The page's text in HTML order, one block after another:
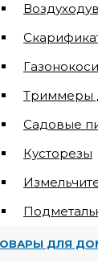
Триммеры
Садовые
Кусторезы
ДЛЯ